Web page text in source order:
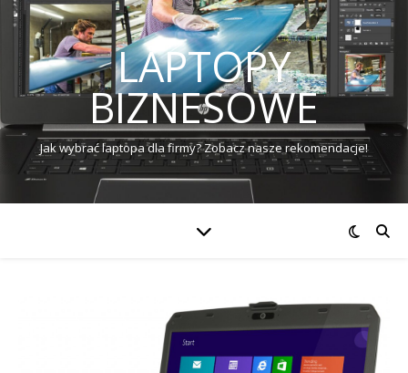
LAPTOPY
BIZNESOWE
Jak wybrać laptopa dla firmy? Zobacz nasze rekomendacje!